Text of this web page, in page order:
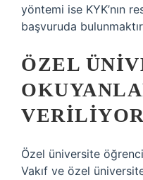
yöntemi ise KYK’nın
başvuruda
ÖZEL
Özel üniversite
Vakıf ve özel